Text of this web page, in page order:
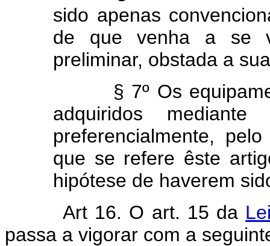
sido apenas
de que venha a se
preliminar, obstada a
§ 7º Os
adquiridos mediante
preferencialmente,
que se refere êste
hipótese de haverem
Art 16. O art. 15 da
passa a vigorar com a